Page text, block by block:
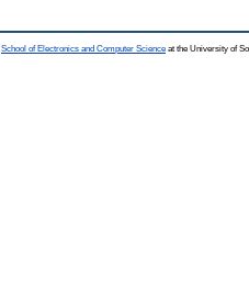
School of Electronics and Computer Science at the University of